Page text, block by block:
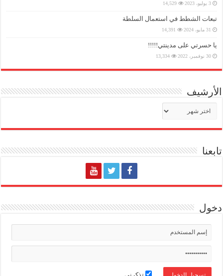
3 يوليو، 2023 14,529
تبعات الشطط في استعمال السلطة
31 مايو، 2024 14,391
يا حسرتي على مدينتي!!!!!
30 نوفمبر، 2022 13,334
الأرشيف
تابعنا
دخول